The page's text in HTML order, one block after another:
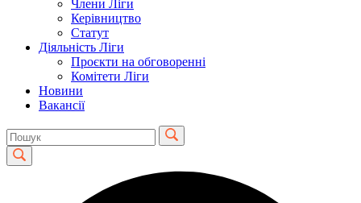
Члени Ліги
Керівництво
Статут
Діяльність Ліги
Проєкти на обговоренні
Комітети Ліги
Новини
Вакансії